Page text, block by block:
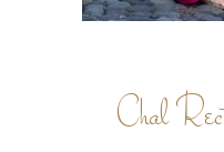
Chal